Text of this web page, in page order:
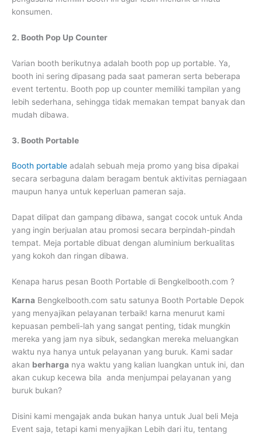
konsumen.
2. Booth Pop Up Counter
Varian booth berikutnya adalah booth pop up portable. Ya,
booth ini sering dipasang pada saat pameran serta beberapa
event tertentu. Booth pop up counter memiliki tampilan yang
lebih sederhana, sehingga tidak memakan tempat banyak dan
mudah dibawa.
3. Booth Portable
Booth portable adalah sebuah meja promo yang bisa dipakai
secara serbaguna dalam beragam bentuk aktivitas perniagaan
maupun hanya untuk keperluan pameran saja.
Dapat dilipat dan gampang dibawa, sangat cocok untuk Anda
yang ingin berjualan atau promosi secara berpindah-pindah
tempat. Meja portable dibuat dengan aluminium berkualitas
yang kokoh dan ringan dibawa.
Kenapa harus pesan Booth Portable di Bengkelbooth.com ?
Karna Bengkelbooth.com satu satunya Booth Portable Depok
yang menyajikan pelayanan terbaik! karna menurut kami
kepuasan pembeli-lah yang sangat penting, tidak mungkin
mereka yang jam nya sibuk, sedangkan mereka meluangkan
waktu nya hanya untuk pelayanan yang buruk. Kami sadar
akan berharga nya waktu yang kalian luangkan untuk ini, dan
akan cukup kecewa bila anda menjumpai pelayanan yang
buruk bukan?
Disini kami mengajak anda bukan hanya untuk Jual beli Meja
Event saja, tetapi kami menyajikan Lebih dari itu, tentang